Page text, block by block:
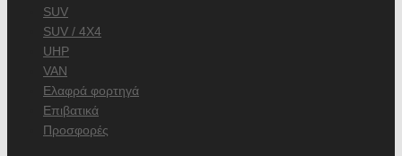
SUV
SUV / 4X4
UHP
VAN
Ελαφρά φορτηγά
Επιβατικά
Προσφορές